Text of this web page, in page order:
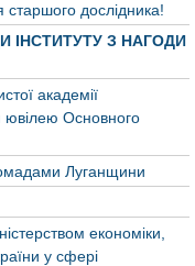
старшого дослідника!
ІНСТИТУТУ З НАГОДИ
академії
ювілею Основного
Луганщини
економіки,
у сфері